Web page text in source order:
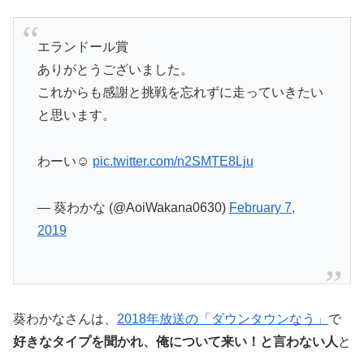
エランドール賞
ありがとうございました。
これからも感謝と挑戦を忘れずに走っていきたい
と思います。
わーい☺️ pic.twitter.com/n2SMTE8Lju
— 葵わかな (@AoiWakana0630) February 7,
2019
葵わかなさんは、 2018年放送の「ダウンタウンなう」 で
好きなタイプを聞かれ、俺について来い！と言わない人 と